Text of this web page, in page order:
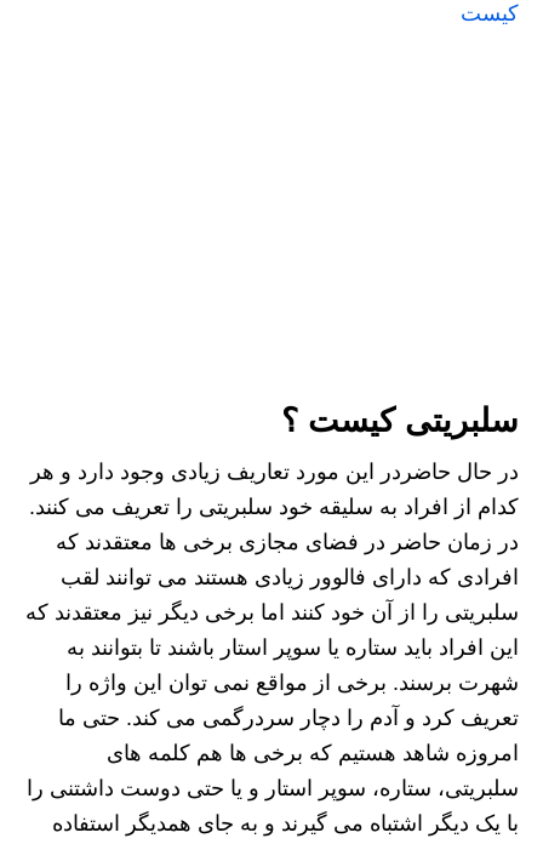
کیست
سلبریتی کیست ؟
در حال حاضردر این مورد تعاریف زیادی وجود دارد و هر
کدام از افراد به سلیقه خود سلبریتی را تعریف می کنند.
در زمان حاضر در فضای مجازی برخی ها معتقدند که
افرادی که دارای فالوور زیادی هستند می توانند لقب
سلبریتی را از آن خود کنند اما برخی دیگر نیز معتقدند که
این افراد باید ستاره یا سوپر استار باشند تا بتوانند به
شهرت برسند. برخی از مواقع نمی توان این واژه را
تعریف کرد و آدم را دچار سردرگمی می کند. حتی ما
امروزه شاهد هستیم که برخی ها هم کلمه های
سلبریتی، ستاره، سوپر استار و یا حتی دوست داشتنی را
با یک دیگر اشتباه می گیرند و به جای همدیگر استفاده